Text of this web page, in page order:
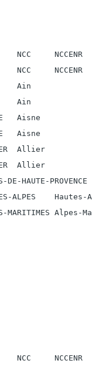
NCC     NCCENR
NCC     NCCENR
Ain
Ain
Aisne
Aisne
Allier
Allier
HAUTE-
ALPES    Hautes-
MARITIMES Alpes-
NCC     NCCENR